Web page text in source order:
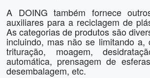
A DOING também fornece
auxiliares para a reciclagem de
As categorias de produtos são
incluindo, mas não se limitando a,
trituração, moagem,
automática, prensagem de
desembalagem, etc.